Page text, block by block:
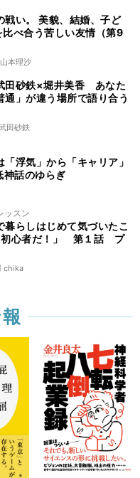
戦い。 美貌、結婚、子ど
べ合う苦しい友情（第9
山本理沙
田砂鉄×堀井美香 あなた
」が違う場所で語り合う
田砂鉄
浮気」から「キャリア」
話のゆらぎ
ッスン
らしはじめて気づいたこ
初心者だ！」 第１話 プ
chika